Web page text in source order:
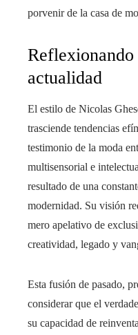
porvenir de la casa de
actualidad
El estilo de Nicolas
trasciende tendencias
testimonio de la moda
multisensorial e
resultado de una
modernidad. Su visión
mero apelativo de
creatividad, legado y
Esta fusión de pasado,
considerar que el
su capacidad de